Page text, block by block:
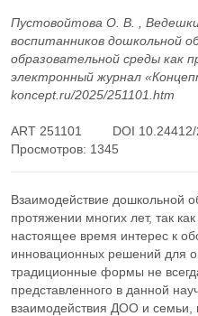
Пустовойтова О. В. ,
воспитанников дошкольной
образовательной среды как
электронный журнал
koncept.ru/2025/251101.htm
ART 251101 DOI
Просмотров: 1345
Взаимодействие дошкольной
протяжении многих лет, так
настоящее время интерес к
инновационных решений для
традиционные формы не
представленного в данной
взаимодействия ДОО и семьи,